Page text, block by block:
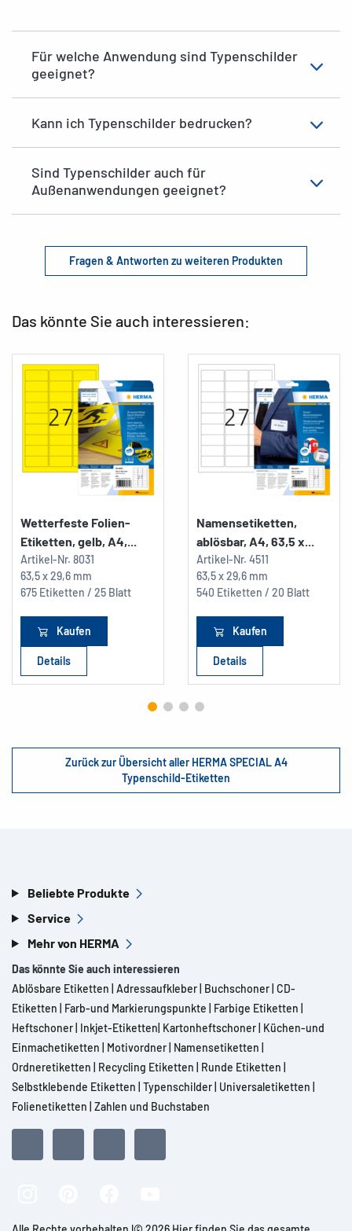
Für welche Anwendung sind Typenschilder
geeignet?
Kann ich Typenschilder bedrucken?
Sind Typenschilder auch für
Außenanwendungen geeignet?
Fragen & Antworten zu weiteren Produkten
Das könnte Sie auch interessieren:
Wetterfeste Folien-
Etiketten, gelb, A4,...
Artikel-Nr. 8031
63,5 x 29,6 mm
675 Etiketten / 25 Blatt
Kaufen
Details
Namensetiketten,
ablösbar, A4, 63,5 x...
Artikel-Nr. 4511
63,5 x 29,6 mm
540 Etiketten / 20 Blatt
Kaufen
Details
Zurück zur Übersicht aller HERMA SPECIAL A4
Typenschild-Etiketten
Beliebte Produkte
Service
Mehr von HERMA
Das könnte Sie auch interessieren
Ablösbare Etiketten Adressaufkleber Buchschoner CD-
Etiketten
Farb-und Markierungspunkte Farbige Etiketten
Heftschoner Inkjet-Etiketten Kartonheftschoner Küchen-und
Einmachetiketten
Motivordner Namensetiketten
Ordneretiketten
Recycling Etiketten Runde Etiketten
Selbstklebende Etiketten Typenschilder Universaletiketten
Folienetiketten Zahlen und Buchstaben